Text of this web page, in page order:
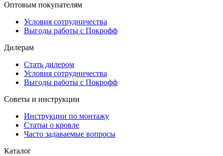
Оптовым покупателям
Условия сотрудничества
Выгоды работы с Покрофф
Дилерам
Стать дилером
Условия сотрудничества
Выгоды работы с Покрофф
Советы и инструкции
Инструкции по монтажу
Статьи о кровле
Часто задаваемые вопросы
Каталог